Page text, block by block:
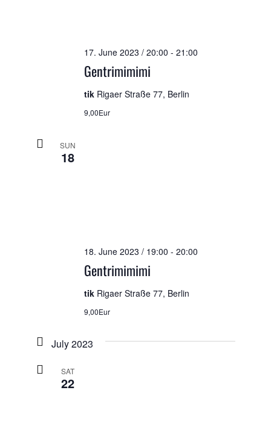
Gentrimimimi
17. June 2023 / 20:00 - 21:00
tik Rigaer Straße 77, Berlin
9,00Eur
SUN
18
Gentrimimimi
18. June 2023 / 19:00 - 20:00
tik Rigaer Straße 77, Berlin
9,00Eur
July 2023
SAT
22